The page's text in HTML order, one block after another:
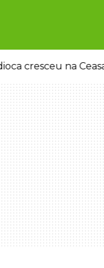
Pix para